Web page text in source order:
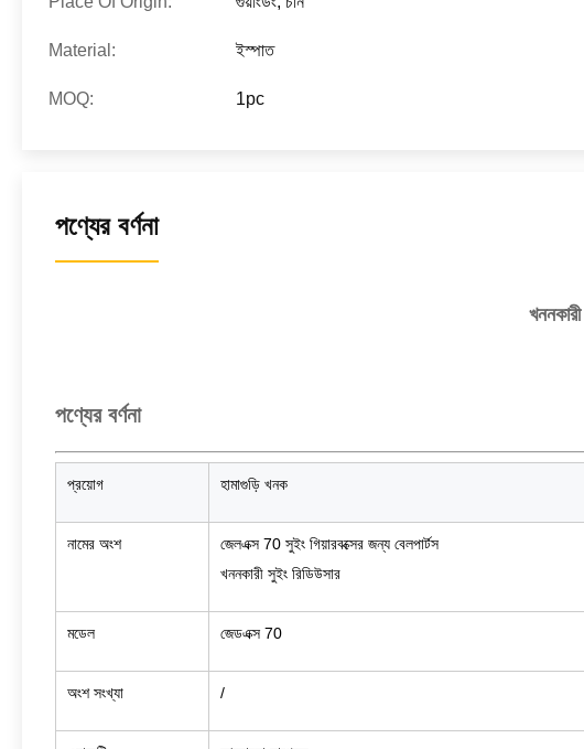
Material: ইস্পাত
MOQ: 1pc
পণ্যের বর্ণনা
পণ্যের বর্ণনা
প্রয়োগ হামাগুড়ি খনক
নামের অংশ
জেলএক্স 70 সুইং গিয়ারবক্সের জন্য বেলপার্টস
খননকারী সুইং রিডিউসার
মডেল জেডএক্স 70
অংশ সংখ্যা /